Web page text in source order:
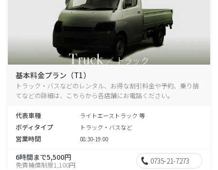
基本料金プラン（T1）
トラック・バスなどのレンタル、お得な割引料金や予約、乗り捨
てなどの詳細は、こちらから各店舗にお電話ください。
代表車種 ライトエーストラック 等
ボディタイプ トラック・バスなど
営業時間 08:30-19:00
6時間まで5,500円
免責補償制度1,100円 0735-21-7273